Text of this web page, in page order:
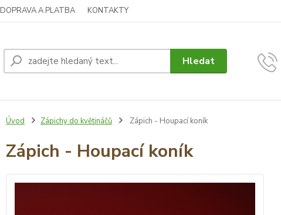
DOPRAVA A PLATBA KONTAKTY
Hledat
Úvod Zápichy do květináčů Zápich - Houpací koník
Zápich - Houpací koník